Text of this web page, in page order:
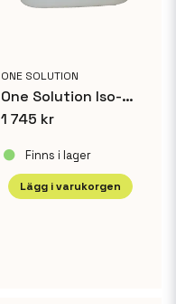
ONE SOLUTION
One Solution Iso-NParafin 210L
1 745 kr
Finns i lager
Lägg i varukorgen